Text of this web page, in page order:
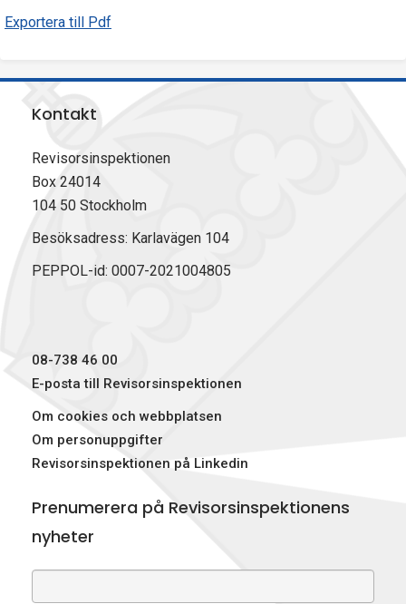
n
e
Exportera till Pdf
Kontakt
Revisorsinspektionen
Box 24014
104 50 Stockholm
Besöksadress: Karlavägen 104
PEPPOL-id: 0007-2021004805
08-738 46 00
E-posta till Revisorsinspektionen
Om cookies och webbplatsen
Om personuppgifter
Revisorsinspektionen på Linkedin
Prenumerera på Revisorsinspektionens
nyheter